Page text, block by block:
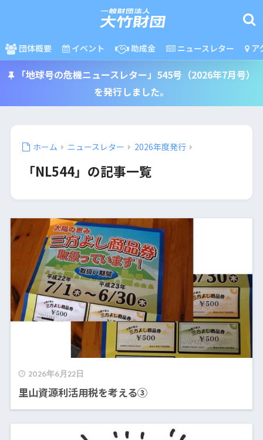
団体概要 イベント 助成金 ニュースレター ア
「地球号の危機ニュースレター」545号（2026年7月号）
を発行しました。
ホーム ニュースレター 2026年度発行
「NL544」の記事一覧
2026年6月22日
里山資源利活用税を考える③